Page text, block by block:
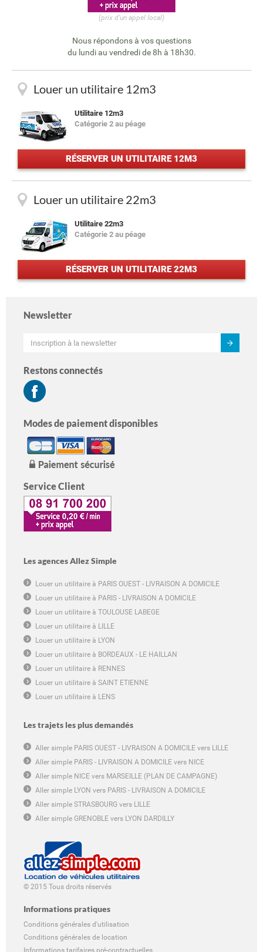
(prix d'un appel local)
Nous répondons à vos questions
du lundi au vendredi de 8h à 18h30.
Louer un utilitaire 12m3
Utilitaire 12m3
Catégorie 2 au péage
RÉSERVER UN UTILITAIRE 12M3
Louer un utilitaire 22m3
Utilitaire 22m3
Catégorie 2 au péage
RÉSERVER UN UTILITAIRE 22M3
Newsletter
Restons connectés
Modes de paiement disponibles
Service Client
Les agences Allez Simple
Louer un utilitaire à PARIS OUEST - LIVRAISON A DOMICILE
Louer un utilitaire à PARIS - LIVRAISON A DOMICILE
Louer un utilitaire à TOULOUSE LABEGE
Louer un utilitaire à LILLE
Louer un utilitaire à LYON
Louer un utilitaire à BORDEAUX - LE HAILLAN
Louer un utilitaire à RENNES
Louer un utilitaire à SAINT ETIENNE
Louer un utilitaire à LENS
Les trajets les plus demandés
Aller simple PARIS OUEST - LIVRAISON A DOMICILE vers LILLE
Aller simple PARIS - LIVRAISON A DOMICILE vers NICE
Aller simple NICE vers MARSEILLE (PLAN DE CAMPAGNE)
Aller simple LYON vers PARIS - LIVRAISON A DOMICILE
Aller simple STRASBOURG vers LILLE
Aller simple GRENOBLE vers LYON DARDILLY
© 2015 Tous droits réservés
Informations pratiques
Conditions générales d'utilisation
Conditions générales de location
Informations tarifaires pré-contractuelles